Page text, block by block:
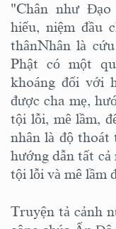
"Chân như
hiếu, niệm đầu
thânNhân là
Phật có một
khoáng đối với
được cha mẹ,
tội lỗi, mê lầm,
nhân là độ thoát
hướng dẫn tất
tội lỗi và mê lầm
Truyện tả cảnh